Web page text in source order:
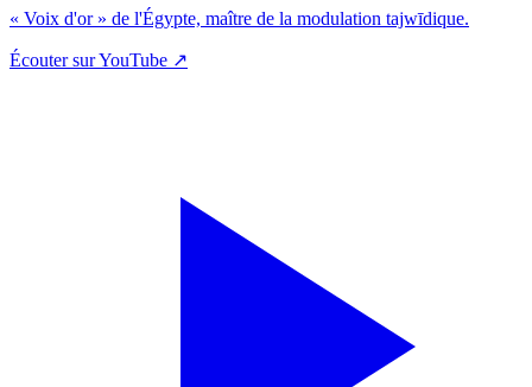
« Voix d'or » de l'Égypte, maître de la modulation tajwīdique.
Écouter sur YouTube ↗